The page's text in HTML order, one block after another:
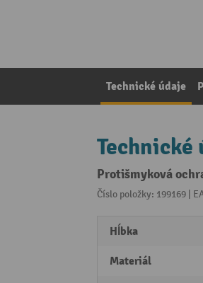
Technické údaje
Technické
Protišmyková
Číslo položky: 199169 |
Hĺbka
Materiál